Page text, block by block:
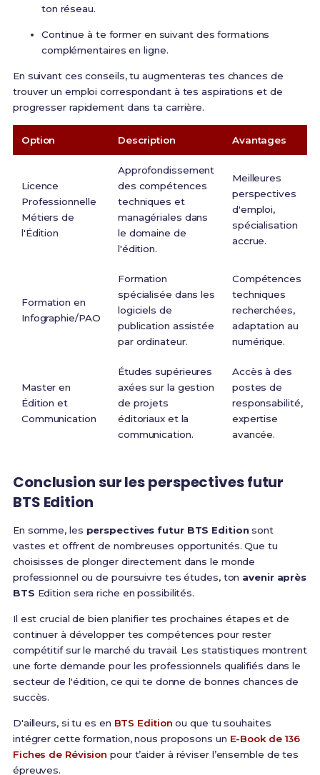
ton réseau.
Continue à te former en suivant des formations
complémentaires en ligne.
En suivant ces conseils, tu augmenteras tes chances de
trouver un emploi correspondant à tes aspirations et de
progresser rapidement dans ta carrière.
Option Description Avantages
Licence
Professionnelle
Métiers de
l'Édition
Approfondissement
des compétences
techniques et
managériales dans
le domaine de
l'édition.
Meilleures
perspectives
d'emploi,
spécialisation
accrue.
Formation en
Infographie/PAO
Formation
spécialisée dans les
logiciels de
publication assistée
par ordinateur.
Compétences
techniques
recherchées,
adaptation au
numérique.
Master en
Édition et
Communication
Études supérieures
axées sur la gestion
de projets
éditoriaux et la
communication.
Accès à des
postes de
responsabilité,
expertise
avancée.
Conclusion sur lesperspectives futur
BTS Edition
En somme, les perspectives futur BTS Editionsont
vastes et offrent de nombreuses opportunités. Que tu
choisisses de plonger directement dans le monde
professionnel ou de poursuivre tes études, ton avenir après
BTS Edition sera riche en possibilités.
Il est crucial de bien planifier tes prochaines étapes et de
continuer à développer tes compétences pour rester
compétitif sur le marché du travail. Les statistiques montrent
une forte demande pour les professionnels qualifiés dans le
secteur de l'édition, ce qui te donne de bonnes chances de
succès.
D'ailleurs, si tu es en BTS Edition ou que tu souhaites
intégrer cette formation, nous proposons un E-Book de 136
Fiches de Révision pour t’aider à réviser l’ensemble de tes
épreuves.